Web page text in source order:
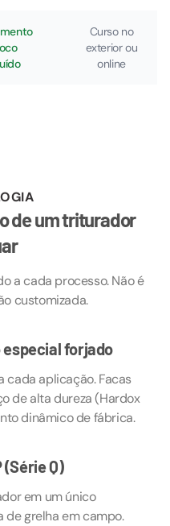
Curso no
exterior ou
online
de um triturador
a cada processo. Não é
customizada.
forjado
cada aplicação. Facas
de alta dureza (Hardox
dinâmico de fábrica.
(Série Q)
em um único
grelha em campo.